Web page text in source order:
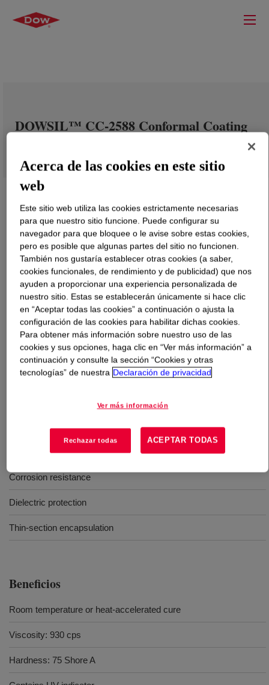
DOWSIL™ CC-2588 Conformal Coating
Qué esDOWSIL™ CC-2588 Conformal Coating?
One-part, transparent, moisture cure conformal coating
intended for use in printed circuit board assemblies
(PCBA). DOWSIL™ CC-2588 Conformal Coating is a
medium viscosity, abrasion resistant, solvent borne
Environmental protection
Corrosion resistance
Dielectric protection
Thin-section encapsulation
Beneficios
Room temperature or heat-accelerated cure
Viscosity: 930 cps
Hardness: 75 Shore A
Acerca de las cookies en este sitio
web
Este sitio web utiliza las cookies estrictamente necesarias
para que nuestro sitio funcione. Puede configurar su
navegador para que bloquee o le avise sobre estas cookies,
pero es posible que algunas partes del sitio no funcionen.
También nos gustaría establecer otras cookies (a saber,
cookies funcionales, de rendimiento y de publicidad) que nos
ayuden a proporcionar una experiencia personalizada de
nuestro sitio. Estas se establecerán únicamente si hace clic
en “Aceptar todas las cookies” a continuación o ajusta la
configuración de las cookies para habilitar dichas cookies.
Para obtener más información sobre nuestro uso de las
cookies y sus opciones, haga clic en “Ver más información” a
continuación y consulte la sección “Cookies y otras
tecnologías” de nuestra Declaración de privacidad
Ver más información
Rechazar todas ACEPTAR TODAS